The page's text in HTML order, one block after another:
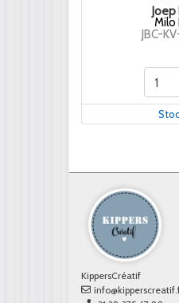
Joep
Milo
JBC-
KippersCréatif